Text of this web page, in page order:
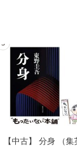
5
【中古】 分身 （集